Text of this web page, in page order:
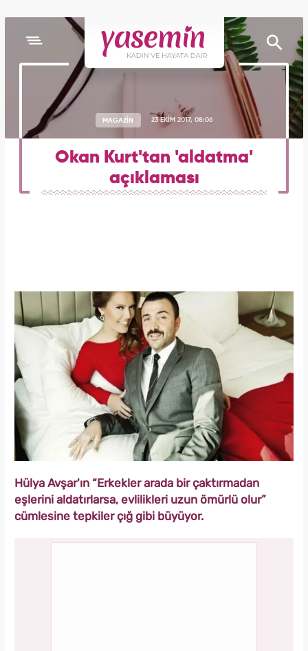
MAGAZİN 23 EKİM 2017, 08:06
Okan Kurt'tan 'aldatma'
açıklaması
Hülya Avşar'ın “Erkekler arada bir çaktırmadan
eşlerini aldatırlarsa, evlilikleri uzun ömürlü olur”
cümlesine tepkiler çığ gibi büyüyor.